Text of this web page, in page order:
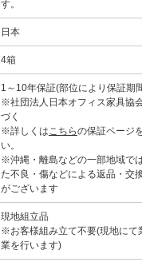
す。
日本
4箱
1～10年保証(部位により保証期
※社団法人日本オフィス家具協
づく
※詳しくはこちらの保証ページ
い。
※沖縄・離島などの一部地域で
た不良・傷などによる返品・交
がございます
現地組立品
※お客様組み立て不要(現地にて
業を行います)